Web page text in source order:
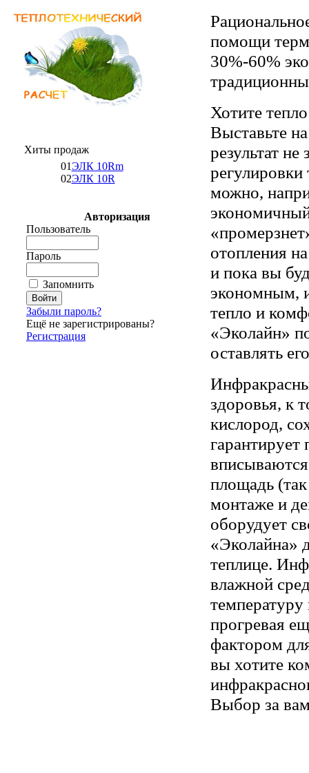
Хиты продаж
01ЭЛК 10Rm
02ЭЛК 10R
Авторизация
Пользователь
Пароль
Запомнить
Забыли пароль?
Ещё не зарегистрированы?
Регистрация
помощи
30%-60%
Хотите
Выставьте
результат
можно,
отопления
и пока вы
экономным,
тепло и
«Эколайн»
оставлять
здоровья, к
кислород,
гарантирует
площадь
монтаже и
оборудует
«Эколайна»
теплице.
влажной
прогревая
фактором
вы хотите
Выбор за